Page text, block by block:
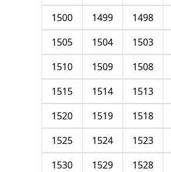
1498
1499
1500
1503
1504
1505
1508
1509
1510
1513
1514
1515
1518
1519
1520
1523
1524
1525
1528
1529
1530